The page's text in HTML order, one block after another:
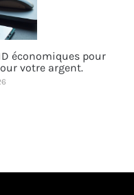
économiques pour
votre argent.